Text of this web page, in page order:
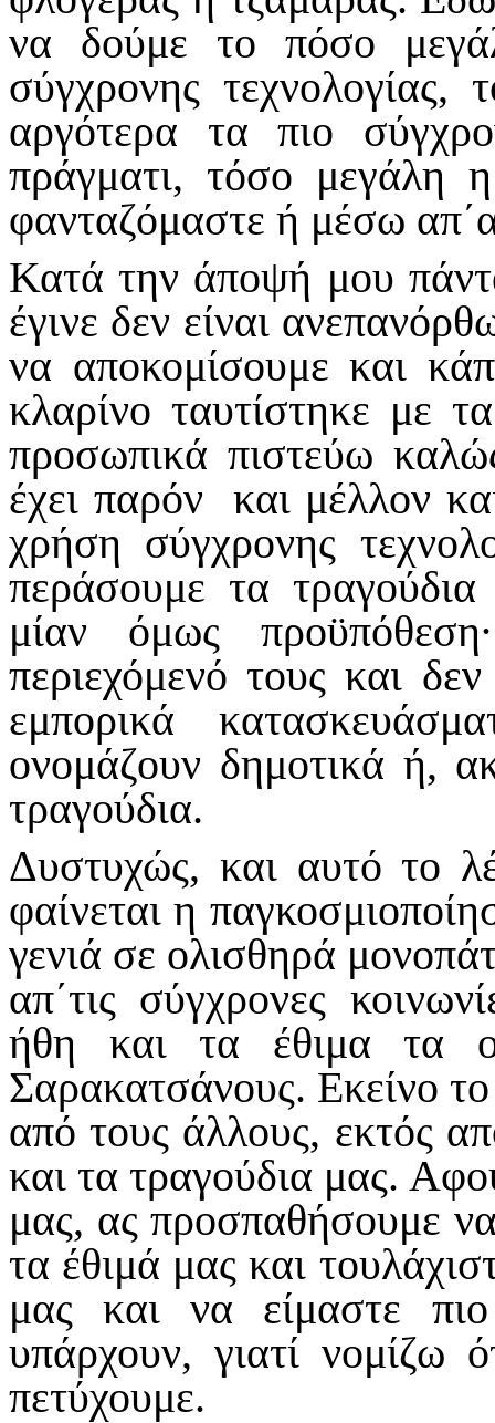
να δούμε το πόσο
σύγχρονης
αργότερα τα πιο
πράγματι, τόσο μεγάλη
φανταζόμαστε ή μέσω
Κατά την άποψή μου
έγινε δεν είναι
να αποκομίσουμε και
κλαρίνο ταυτίστηκε με
προσωπικά πιστεύω
έχει παρόν και μέλλον
χρήση σύγχρονης
περάσουμε τα
μίαν όμως
περιεχόμενό τους και
εμπορικά
ονομάζουν δημοτικά ή,
τραγούδια.
Δυστυχώς, και αυτό το
φαίνεται η
γενιά σε ολισθηρά
απ΄τις σύγχρονες
ήθη και τα έθιμα τα
Σαρακατσάνους. Εκείνο
από τους άλλους, εκτός
και τα τραγούδια μας.
μας, ας προσπαθήσουμε
τα έθιμά μας και
μας και να είμαστε
υπάρχουν, γιατί νομίζω
πετύχουμε.